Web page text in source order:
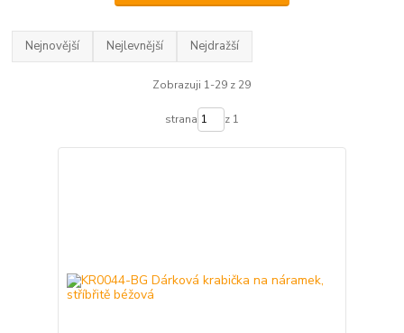
Nejnovější Nejlevnější Nejdražší
Zobrazuji 1-29 z 29
strana z 1